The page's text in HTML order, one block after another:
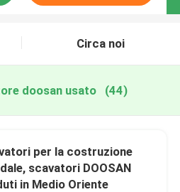
Circa noi
doosan usato (44)
per la costruzione
scavatori DOOSAN
in Medio Oriente